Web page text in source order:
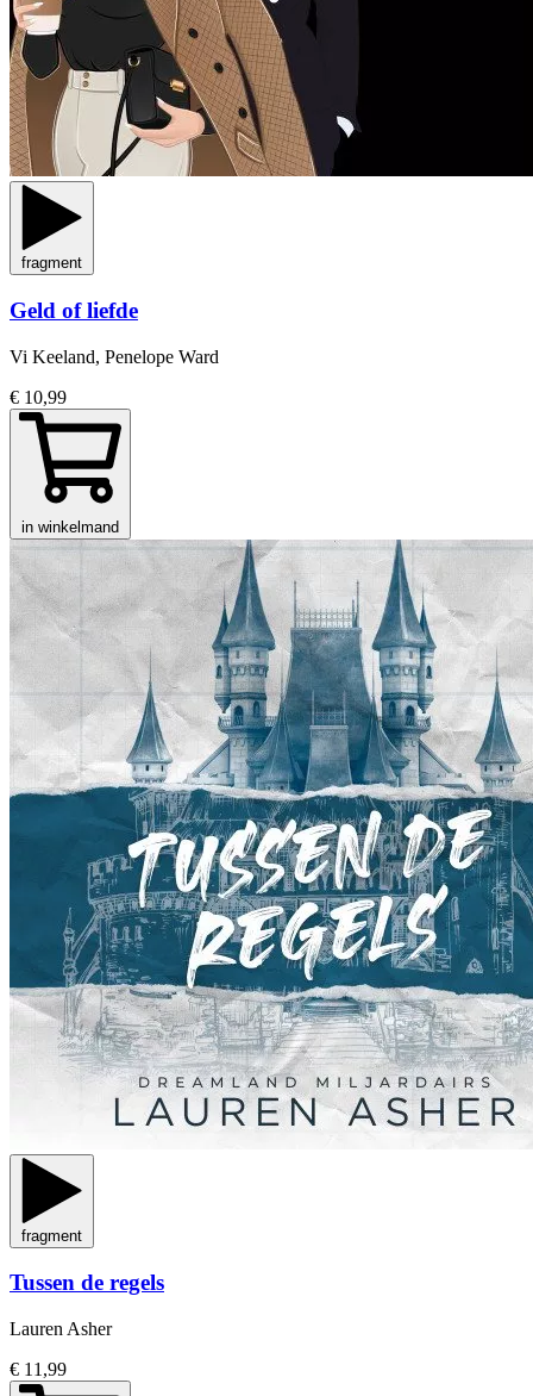
fragment
Geld of liefde
Vi Keeland, Penelope Ward
€ 10,99
in winkelmand
fragment
Tussen de regels
Lauren Asher
€ 11,99